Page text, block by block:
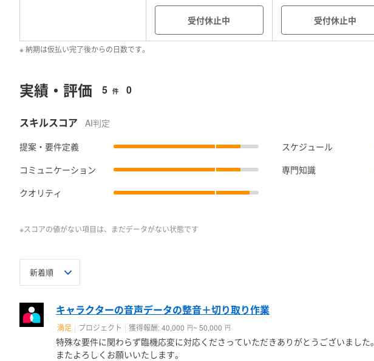
受付休止中 受付休止中
※ 納期は仮払い完了後からの日数です。
実績・評価 5 件 0
スキルスコア
AI判定
提案・要件定義
コミュニケーション
クオリティ
スケジュール
専門知識
※スコアの値がない項目は、まだデータがない状態です
キャラクターの音声データの整音＋切り取り作業
満足
プロジェクト 獲得報酬: 40,000 円~ 50,000 円
特殊な要件に関わらず臨機応変に対応くださっていただきありがとうございました。
またよろしくお願いいたします。